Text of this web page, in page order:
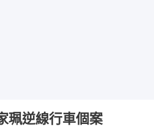
珮逆線行車個案